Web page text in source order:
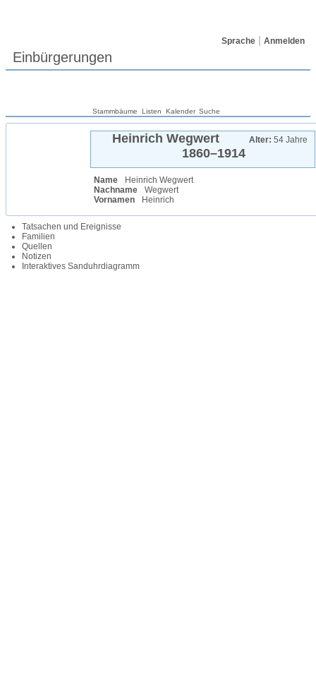
Sprache Anmelden
Einbürgerungen
Stammbäume Listen Kalender Suche
Heinrich Wegwert Alter: 54 Jahre
1860–1914
Name Heinrich Wegwert
Nachname
Wegwert
Vornamen
Heinrich
Tatsachen und Ereignisse
Familien
Quellen
Notizen
Interaktives Sanduhrdiagramm